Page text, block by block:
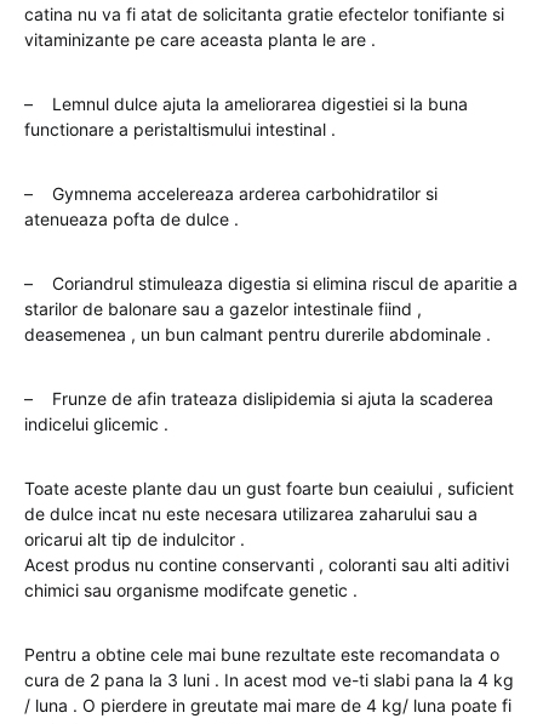
catina nu va fi atat de solicitanta gratie efectelor tonifiante si
vitaminizante pe care aceasta planta le are .
– Lemnul dulce ajuta la ameliorarea digestiei si la buna
functionare a peristaltismului intestinal .
– Gymnema accelereaza arderea carbohidratilor si
atenueaza pofta de dulce .
– Coriandrul stimuleaza digestia si elimina riscul de aparitie a
starilor de balonare sau a gazelor intestinale fiind ,
deasemenea , un bun calmant pentru durerile abdominale .
– Frunze de afin trateaza dislipidemia si ajuta la scaderea
indicelui glicemic .
Toate aceste plante dau un gust foarte bun ceaiului , suficient
de dulce incat nu este necesara utilizarea zaharului sau a
oricarui alt tip de indulcitor .
Acest produs nu contine conservanti , coloranti sau alti aditivi
chimici sau organisme modifcate genetic .
Pentru a obtine cele mai bune rezultate este recomandata o
cura de 2 pana la 3 luni . In acest mod ve-ti slabi pana la 4 kg
/ luna . O pierdere in greutate mai mare de 4 kg/ luna poate fi